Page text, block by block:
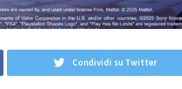
Condividi su Twitter